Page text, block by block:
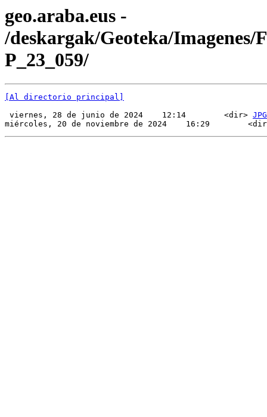
geo.araba.eus -
/deskargak/Geoteka/Imagenes/
P_23_059/
[Al directorio principal]
viernes, 28 de junio de 2024    12:14        <dir> JPG
miércoles, 20 de noviembre de 2024    16:29